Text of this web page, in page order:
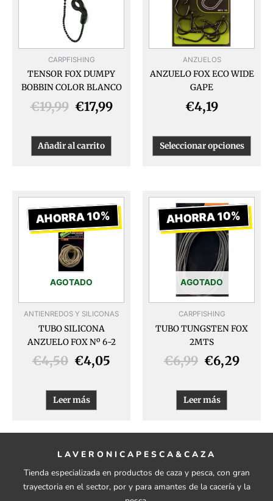
CARPFISHING
TENSOR FOX DUMPY
BOBBIN COLOR BLANCO
€19,99
€19,99.
€17,99
Añadir al carrito
ANZUELOS
ANZUELO FOX ECO WIDE
GAPE
€4,19
Seleccionar opciones
en
AHORRA 10%
AGOTADO
ANTIENREDOS Y SILICONAS
TUBO SILICONA
ANZUELO FOX Nº 6-2
€4,50
El
precio
original
era:
€4,50.
€4,05
El
precio
actual
Leer más
AHORRA 10%
AGOTADO
CARPFISHING
TUBO TUNGSTEN FOX
2MTS
€6,99
El
precio
original
era:
€6,99.
€6,29
El
Leer más
LAVERONICAPESCA&CAZA
Tienda especializada en productos de caza y pesca, con gran
trayectoria en el sector, por y para amantes de la cacería y la